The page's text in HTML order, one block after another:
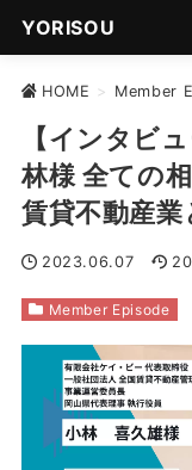
YORISOU
HOME > Member
【インタビ
林様 全ての
賃貸不動産
2023.06.07
Member Episode